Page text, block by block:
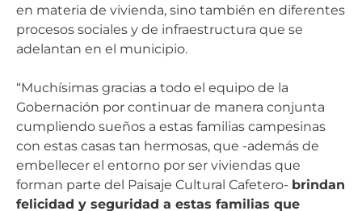
en materia de vivienda, sino también en diferentes
procesos sociales y de infraestructura que se
adelantan en el municipio.
“Muchísimas gracias a todo el equipo de la
Gobernación por continuar de manera conjunta
cumpliendo sueños a estas familias campesinas
con estas casas tan hermosas, que -además de
embellecer el entorno por ser viviendas que
forman parte del Paisaje Cultural Cafetero- brindan
felicidad y seguridad a estas familias que